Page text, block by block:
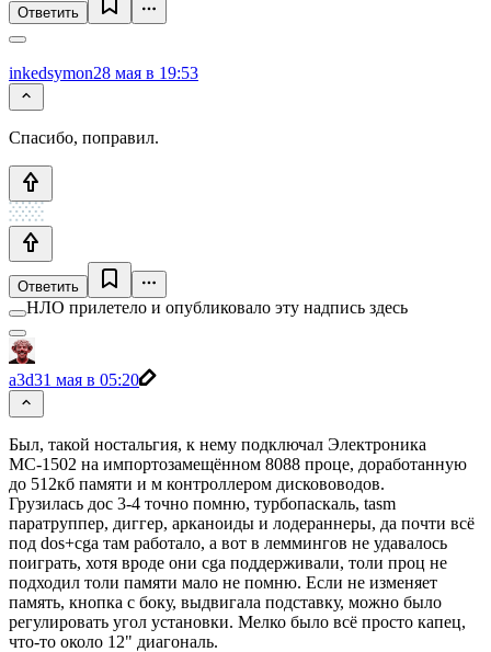
Ответить
inkedsymon28 мая в 19:53
Спасибо, поправил.
Ответить
НЛО прилетело и опубликовало эту надпись здесь
a3d31 мая в 05:20
Был, такой ностальгия, к нему подключал Электроника
МС-1502 на импортозамещённом 8088 проце, доработанную
до 512кб памяти и м контроллером дискововодов.
Грузилась дос 3-4 точно помню, турбопаскаль, tasm
паратруппер, диггер, арканоиды и лодераннеры, да почти всё
под dos+cga там работало, а вот в леммингов не удавалось
поиграть, хотя вроде они cga поддерживали, толи проц не
подходил толи памяти мало не помню. Если не изменяет
память, кнопка с боку, выдвигала подставку, можно было
регулировать угол установки. Мелко было всё просто капец,
что-то около 12" диагональ.